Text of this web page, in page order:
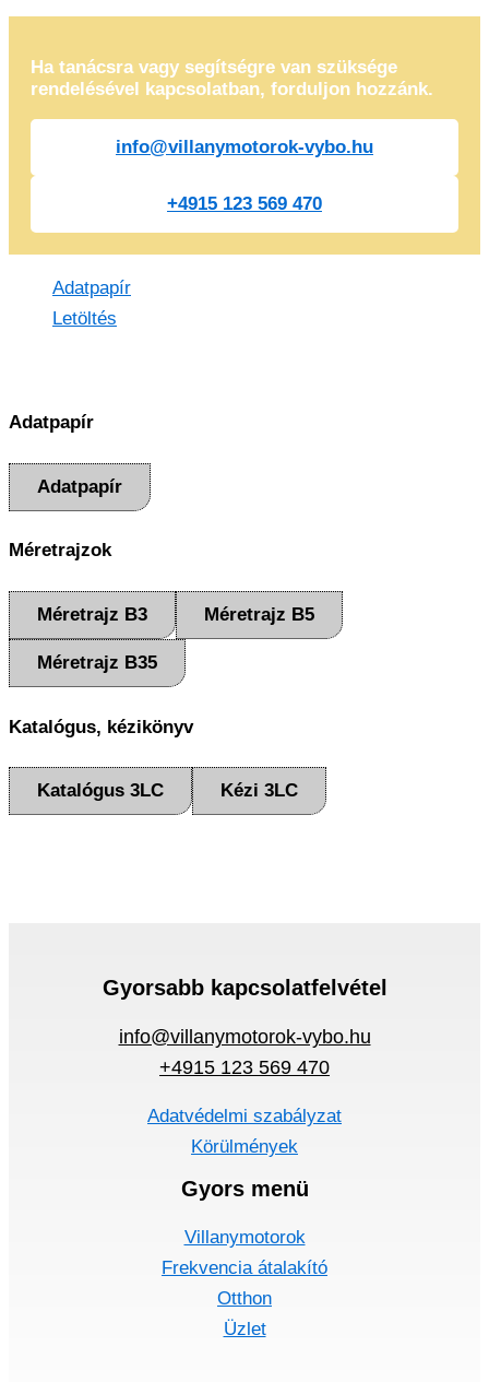
Ha tanácsra vagy segítségre van szüksége
rendelésével kapcsolatban, forduljon hozzánk.
info@villanymotorok-vybo.hu
+4915 123 569 470
Adatpapír
Letöltés
Adatpapír
Adatpapír
Méretrajzok
Méretrajz B3 Méretrajz B5
Méretrajz B35
Katalógus, kézikönyv
Katalógus 3LC Kézi 3LC
Gyorsabb kapcsolatfelvétel
info@villanymotorok-vybo.hu
+4915 123 569 470
Adatvédelmi szabályzat
Körülmények
Gyors menü
Villanymotorok
Frekvencia átalakító
Otthon
Üzlet